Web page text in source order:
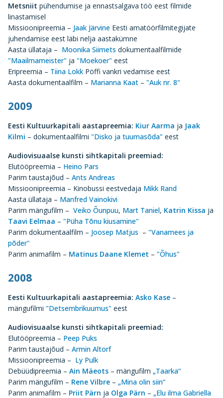
Metsniit pühendumise ja ennastsalgava töö eest filmide
linastamisel
Missioonipreemia – Jaak Järvine Eesti amatöörfilmitegijate
juhendamise eest läbi nelja aastakümne
Aasta üllataja – Moonika Siimets dokumentaalfilmide
"Maailmameister" ja "Moekoer" eest
Eripreemia – Tiina Lokk Pöffi vankri vedamise eest
Aasta dokumentaalfilm – Marianna Kaat – "Auk nr. 8"
2009
Eesti Kultuurkapitali aastapreemia: Kiur Aarma ja Jaak
Kilmi – dokumentaalfilmi "Disko ja tuumasõda" eest
Audiovisuaalse kunsti sihtkapitali preemiad:
Elutööpreemia – Heino Pars
Parim taustajõud – Ants Andreas
Missioonipreemia – Kinobussi eestvedaja Mikk Rand
Aasta üllataja – Manfred Vainokivi
Parim mängufilm – Veiko Õunpuu, Mart Taniel, Katrin Kissa ja
Taavi Eelmaa – "Püha Tõnu kiusamine"
Parim dokumentaalfilm – Joosep Matjus – "Vanamees ja
põder"
Parim animafilm – Matinus Daane Klemet – "Õhus"
2008
Eesti Kultuurkapitali aastapreemia: Asko Kase –
mängufilmi "Detsembrikuumus" eest
Audiovisuaalse kunsti sihtkapitali preemiad:
Elutööpreemia – Peep Puks
Parim taustajõud – Armin Altorf
Missioonipreemia – Ly Pulk
Debüüdipreemia – Ain Mäeots – mängufilm „Taarka“
Parim mängufilm – Rene Vilbre – „Mina olin siin“
Parim animafilm – Priit Pärn ja Olga Pärn – „Elu ilma Gabriella